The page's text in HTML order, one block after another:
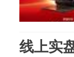
线上实